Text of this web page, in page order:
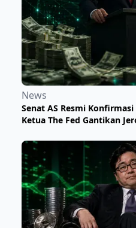
News
Senat AS Resmi
Ketua The Fed Gantikan